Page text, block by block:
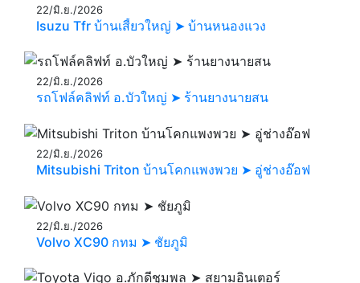
22/มิ.ย./2026
Isuzu Tfr บ้านเสี้ยวใหญ่ ➤ บ้านหนองแวง
22/มิ.ย./2026
รถโฟล์คลิฟท์ อ.บัวใหญ่ ➤ ร้านยางนายสน
22/มิ.ย./2026
Mitsubishi Triton บ้านโคกแพงพวย ➤ อู่ช่างอ๊อฟ
22/มิ.ย./2026
Volvo XC90 กทม ➤ ชัยภูมิ